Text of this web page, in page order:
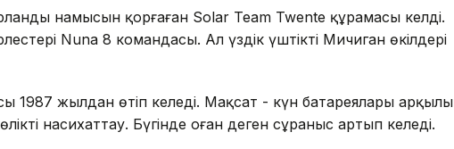
намысын қорғаған Solar Team Twente құрамасы келді.
Nuna 8 командасы. Ал үздік үштікті Мичиган өкілдері
1987 жылдан өтіп келеді. Мақсат - күн батареялары арқылы
насихаттау. Бүгінде оған деген сұраныс артып келеді.